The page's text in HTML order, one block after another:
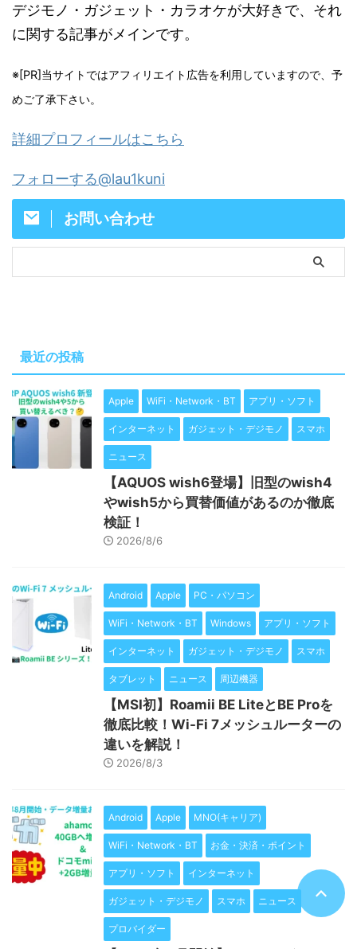
デジモノ・ガジェット・カラオケが大好きで、それ
に関する記事がメインです。
※[PR]当サイトではアフィリエイト広告を利用していますので、予
めご了承下さい。
詳細プロフィールはこちら
フォローする@lau1kuni
お問い合わせ
最近の投稿
Apple WiFi・Network・BT アプリ・ソフト
インターネット ガジェット・デジモノ スマホ
ニュース
【AQUOS wish6登場】旧型のwish4
やwish5から買替価値があるのか徹底
検証！
2026/8/6
Android Apple PC・パソコン
WiFi・Network・BT Windows アプリ・ソフト
インターネット ガジェット・デジモノ スマホ
タブレット ニュース 周辺機器
【MSI初】Roamii BE LiteとBE Proを
徹底比較！Wi-Fi 7メッシュルーターの
違いを解説！
2026/8/3
Android Apple MNO(キャリア)
WiFi・Network・BT お金・決済・ポイント
アプリ・ソフト インターネット
ガジェット・デジモノ スマホ ニュース
プロバイダー